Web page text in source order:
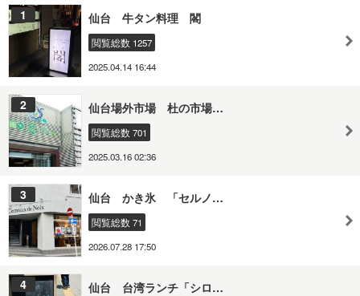
1 仙台 牛タン料理 閣
閲覧総数 1257
2025.04.14 16:44
2 仙台場外市場 杜の市場…
閲覧総数 701
2025.03.16 02:36
3 仙台 かき氷 「セルノ…
閲覧総数 71
2026.07.28 17:50
4 仙台 台湾ランチ「シロ…